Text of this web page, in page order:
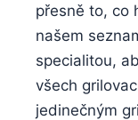
přesně⁢ to, ​co
našem‍
specialitou,​
všech
jedinečným